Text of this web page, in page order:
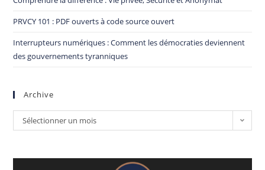
PRVCY 101 : PDF ouverts à code source ouvert
Interrupteurs numériques : Comment les démocraties deviennent
des gouvernements tyranniques
Archive
Sélectionner un mois